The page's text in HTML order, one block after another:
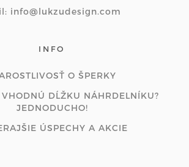
info@lukzudesign.com
INFO
O ŠPERKY
DĹŽKU NÁHRDELNÍKU?
JEDNODUCHO!
ÚSPECHY A AKCIE